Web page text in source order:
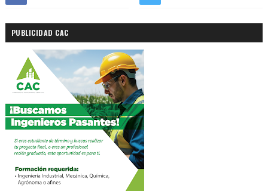
PUBLICIDAD CAC